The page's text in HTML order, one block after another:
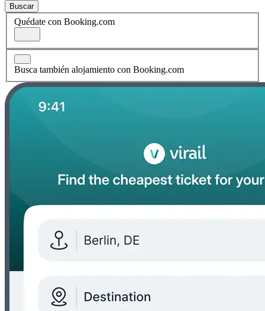
Buscar
Quédate con Booking.com
Busca también alojamiento con Booking.com